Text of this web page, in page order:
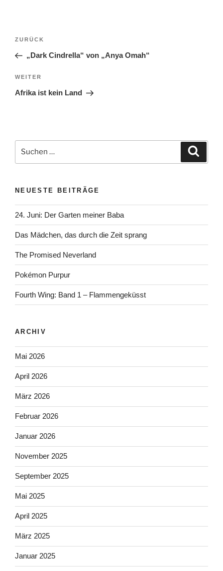
Beitragsnavigation
Vorheriger
Beitrag
ZURÜCK
„Dark Cindrella“ von „Anya Omah“
Nächster
Beitrag
WEITER
Afrika ist kein Land
nach:
NEUESTE BEITRÄGE
24. Juni: Der Garten meiner Baba
Das Mädchen, das durch die Zeit sprang
The Promised Neverland
Pokémon Purpur
Fourth Wing: Band 1 – Flammengeküsst
ARCHIV
Mai 2026
April 2026
März 2026
Februar 2026
Januar 2026
November 2025
September 2025
Mai 2025
April 2025
März 2025
Januar 2025